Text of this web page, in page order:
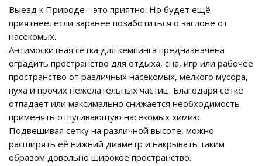
Выезд к Природе - это приятно. Но будет ещё
приятнее, если заранее позаботиться о заслоне от
насекомых.
Антимоскитная сетка для кемпинга предназначена
оградить пространство для отдыха, сна, игр или рабочее
пространство от различных насекомых, мелкого мусора,
пуха и прочих нежелательных частиц. Благодаря сетке
отпадает или максимально снижается необходимость
применять отпугивающую насекомых химию.
Подвешивая сетку на различной высоте, можно
расширять её нижний диаметр и накрывать таким
образом довольно широкое пространство.